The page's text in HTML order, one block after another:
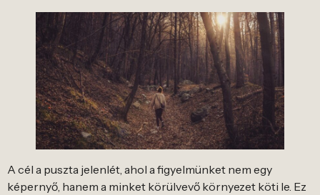
A cél a puszta jelenlét, ahol a figyelmünket nem egy
képernyő, hanem a minket körülvevő környezet köti le. Ez